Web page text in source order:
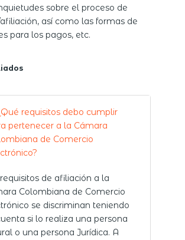
sobre el proceso de
así como las formas de
para los pagos, etc.
requisitos debo cumplir
pertenecer a la Cámara
de Comercio
de afiliación a la
Colombiana de Comercio
se discriminan teniendo
si lo realiza una persona
o una persona Jurídica. A